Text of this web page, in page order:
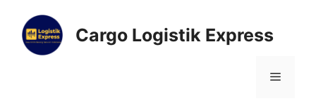
Cargo Logistik Express